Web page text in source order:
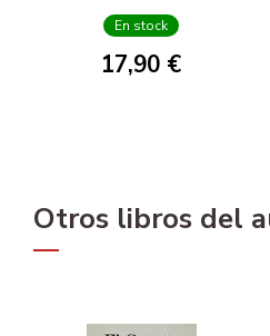
En stock
17,90 €
Otros libros del